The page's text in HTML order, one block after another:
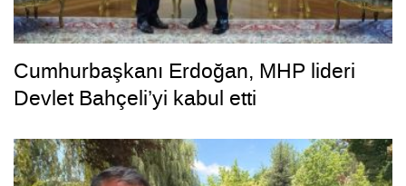
Cumhurbaşkanı Erdoğan, MHP lideri
Devlet Bahçeli’yi kabul etti